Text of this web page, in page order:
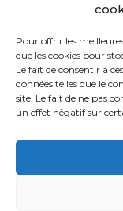
Pour offrir les
que les cookies pour
Le fait de consentir à
données telles que le
site. Le fait de ne pas
un effet négatif sur
Protection